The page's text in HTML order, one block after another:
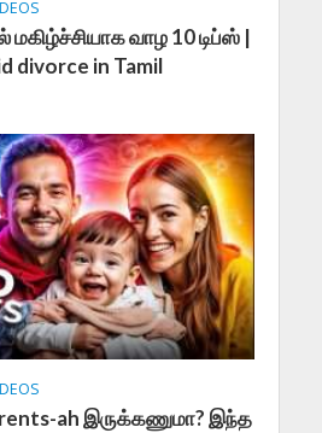
மகிழ்ச்சியாக வாழ 10 டிப்ஸ் |
divorce in Tamil
ah இருக்கணுமா? இந்த